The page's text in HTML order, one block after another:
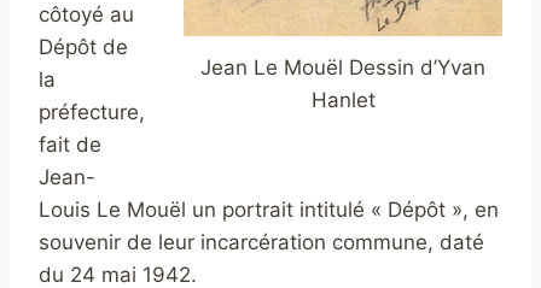
Jean Le Mouël Dessin d’Yvan
Hanlet
côtoyé au
Dépôt de
la
préfecture,
fait de
Jean-
Louis Le Mouël un portrait intitulé « Dépôt », en
souvenir de leur incarcération commune, daté
du 24 mai 1942.